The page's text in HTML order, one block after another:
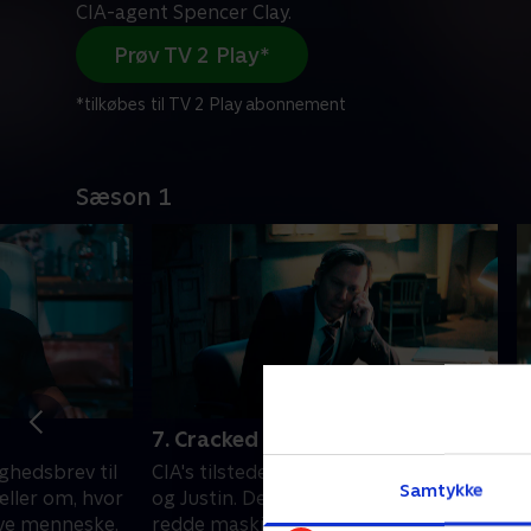
Samtykke
CIA-agent Spencer Clay.
Prøv TV 2 Play*
*tilkøbes til TV 2 Play abonnement
Sæson 1
til
om, hvor
menneske.
7. Cracked Actor
CIA's tilstedeværelse slider på Faraday
og Justin. De lægger en plan for at
redde maskinen og familiens